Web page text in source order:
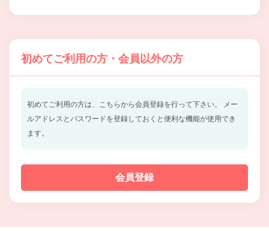
初めてご利用の方・会員以外の方
初めてご利用の方は、こちらから会員登録を行って下さい。
メー
ルアドレスとパスワードを登録しておくと便利な機能が使用でき
ます。
会員登録